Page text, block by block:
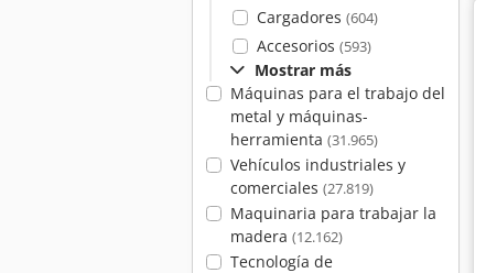
Cargadores (604)
Accesorios (593)
Mostrar más
Máquinas para el trabajo del
metal y máquinas-
herramienta (31.965)
Vehículos industriales y
comerciales (27.819)
Maquinaria para trabajar la
madera (12.162)
Tecnología de